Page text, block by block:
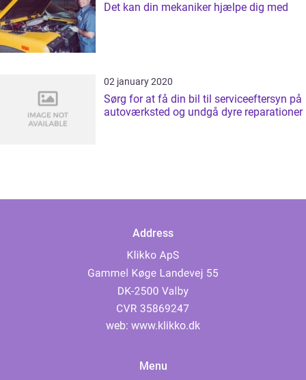
Det kan din mekaniker hjælpe dig med
02 january 2020
Sørg for at få din bil til serviceeftersyn på
autoværksted og undgå dyre reparationer
Address
web: www.klikko.dk
Menu